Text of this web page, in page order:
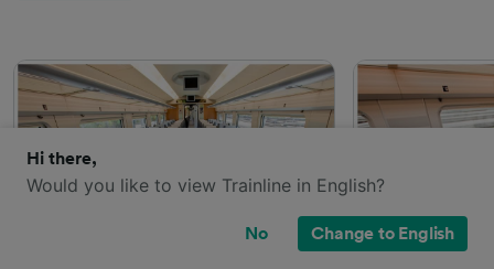
Hi there,
Would you like to view Trainline in English?
No Change to English